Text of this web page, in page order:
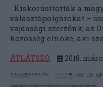
Kiskorúsították a
választópolgárokat –
vajdasági szerzőnk, az
Közösség elnöke, aki
ÁTLÁTSZÓ 2018.